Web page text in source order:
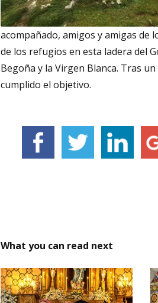
acompañado, amigos y amigas de
de los refugios en esta ladera del
Begoña y la Virgen Blanca. Tras
cumplido el objetivo.
What you can read next